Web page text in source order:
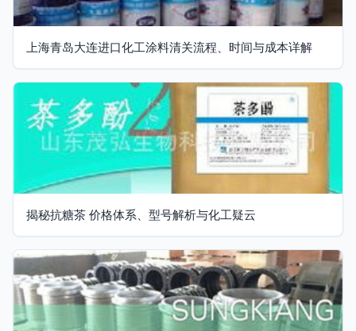
上海青岛大连进口化工涂料清关流程、时间与成本详解
揭秘抗糖茶 价格体系、型号解析与化工疑云